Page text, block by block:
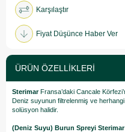
Karşılaştır
Fiyat Düşünce Haber Ver
ÜRÜN ÖZELLIKLERI
SterimarFransa’daki Cancale
Deniz suyunun filtrelenmiş ve
solüsyon halidir.
(Deniz Suyu) Burun Spreyi